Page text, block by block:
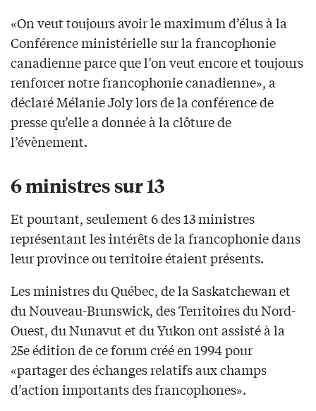
«On veut toujours avoir le maximum d’élus à la
Conférence ministérielle sur la francophonie
canadienne parce que l’on veut encore et toujours
renforcer notre francophonie canadienne», a
déclaré Mélanie Joly lors de la conférence de
presse qu’elle a donnée à la clôture de
l’évènement.
6 ministres sur 13
Et pourtant, seulement 6 des 13 ministres
représentant les intérêts de la francophonie dans
leur province ou territoire étaient présents.
Les ministres du Québec, de la Saskatchewan et
du Nouveau-Brunswick, des Territoires du Nord-
Ouest, du Nunavut et du Yukon ont assisté à la
25e édition de ce forum créé en 1994 pour
«partager des échanges relatifs aux champs
d’action importants des francophones».